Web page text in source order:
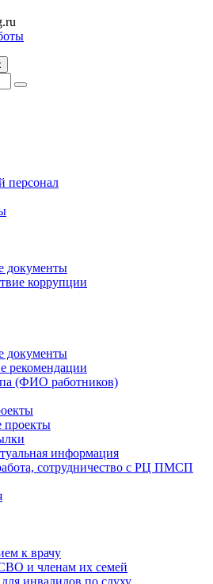
персонал
документы
коррупции
документы
рекомендации
(ФИО работников)
проекты
информация
сотрудничество с РЦ ПМСП
к врачу
и членам их семей
инвалидов по слуху